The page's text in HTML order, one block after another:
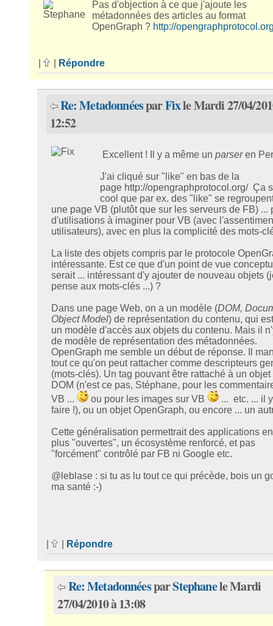
Pas d'objection à ce que j'ajoute les
métadonnées des articles au format
OpenGraph ? http://
Répondre
Re: MetadonnéesparFixle Mardi 27/04/
12:52
Excellent ! Il y a même un parseren
J'ai cliqué sur "like" en bas de la
page http://opengraphprotocol.org/ Ça
cool que par ex. des "like" se
une page VB (plutôt que sur les serveurs de FB) ...
d'utilisations à imaginer pour VB (avec
utilisateurs), avec en plus la complicité des mots-
La liste des objets compris par le protocole
intéressante. Est ce que d'un point de vue
serait ... intéressant d'y ajouter de nouveau objets
pense aux mots-clés ...) ?
Dans une page Web, on a un modèle (DOM,
Object Model) de représentation du contenu, qui
un modèle d'accès aux objets du contenu. Mais il
de modèle de représentation des métadonnées.
OpenGraph me semble un début de réponse. Il
tout ce qu'on peut rattacher comme descripteurs
(mots-clés). Un tag pouvant être rattaché à un objet
DOM (n'est ce pas, Stéphane, pour les
VB ...
ou pour les images sur VB
... etc. ... il
faire !), ou un objet OpenGraph, ou encore ... un
Cette généralisation permettrait des applications
plus "ouvertes", un écosystème renforcé, et pas
"forcément" contrôlé par FB ni Google etc.
@leblase : si tu as lu tout ce qui précède, bois un
ma santé :-)
Répondre
Re: MetadonnéesparStephanele Mardi
27/04/2010 à 13:08